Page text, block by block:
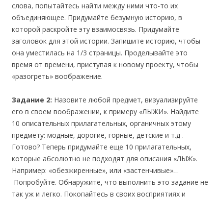
слова, попытайтесь найти между ними что-то их
объединяющее. Придумайте безумную историю, в
которой раскройте эту взаимосвязь. Придумайте
заголовок для этой истории. Запишите историю, чтобы
она уместилась на 1/3 страницы. Проделывайте это
время от времени, приступая к новому проекту, чтобы
«разогреть» воображение.
Задание 2: Назовите любой предмет, визуализируйте
его в своем воображении, к примеру «ЛЫЖИ». Найдите
10 описательных прилагательных, органичных этому
предмету: модные, дорогие, горные, детские и т.д .
Готово? Теперь придумайте еще 10 прилагательных,
которые абсолютно не подходят для описания «ЛЫЖ».
Например: «обезжиренные», или «застенчивые»…
Попробуйте. Обнаружите, что выполнить это задание не
так уж и легко. Покопайтесь в своих восприятиях и